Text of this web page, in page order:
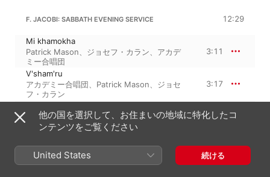
F. JACOBI: SABBATH EVENING SERVICE 12:29
Mi khamokha
Patrick Mason、 ジョセフ・カラン、 アカデ
ミー合唱団
3:11
V'sham'ru
アカデミー合唱団、 Patrick Mason、 ジョセ
フ・カラン
3:17
Patrick Mason、ジョセフ・カラン、アカデ
ミー合唱団
1:33
Patrick Mason、ジョセフ・カラン、アカデ
ミー合唱団
4:27
他の国を選択して、お住まいの地域に特化したコ
ンテンツをご覧ください
United States 続ける